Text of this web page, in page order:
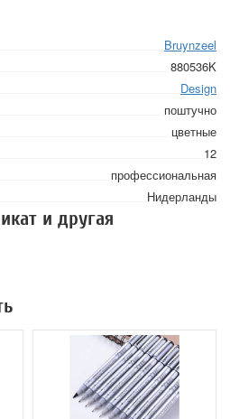
Bruynzeel
880536K
Design
поштучно
цветные
12
профессиональная
Нидерланды
и другая